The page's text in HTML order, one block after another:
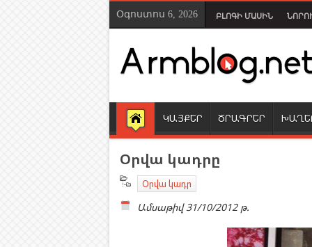
Օգոստոս 6, 2026 ԲԼՈԳԻ ՄԱՍԻՆ
ԿԱՅՔԵՐ ԾՐԱԳՐԵՐ
Օրվա կադրը
Օրվա կադր
Ամսաթիվ 31/10/2012 թ.